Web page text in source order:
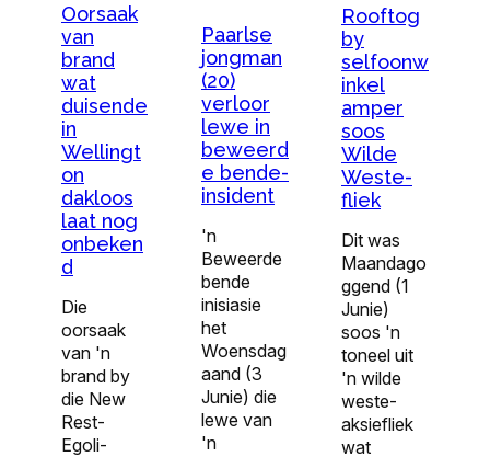
Oorsaak
van
brand
wat
duisende
in
Wellingt
on
dakloos
laat nog
onbeken
d
Die
oorsaak
van 'n
brand by
die New
Rest-
Egoli-
Paarlse
jongman
(20)
verloor
lewe in
beweerd
e bende-
insident
'n
Beweerde
bende
inisiasie
het
Woensdag
aand (3
Junie) die
lewe van
'n
Rooftog
by
selfoonw
inkel
amper
soos
Wilde
Weste-
fliek
Dit was
Maandago
ggend (1
Junie)
soos 'n
toneel uit
'n wilde
weste-
aksiefliek
wat